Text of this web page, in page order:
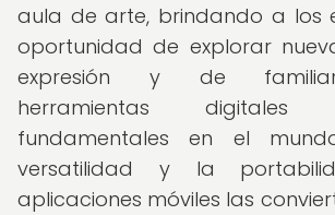
aula de arte, brindando a los
oportunidad de explorar
expresión y de
herramientas
fundamentales en el
versatilidad y la
aplicaciones móviles las